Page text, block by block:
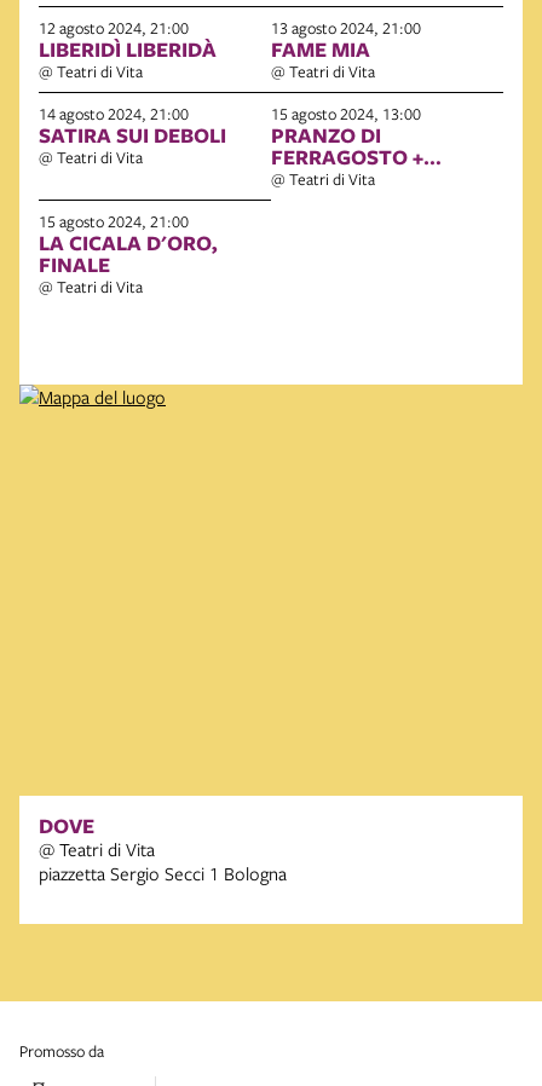
DOVE
@ Teatri di Vita
piazzetta Sergio Secci 1 Bologna
12 agosto 2024, 21:00
LIBERIDÌ LIBERIDÀ
@ Teatri di Vita
13 agosto 2024, 21:00
FAME MIA
@ Teatri di Vita
14 agosto 2024, 21:00
SATIRA SUI DEBOLI
@ Teatri di Vita
15 agosto 2024, 13:00
PRANZO DI
FERRAGOSTO +
RIPESCAGGI LA CICALA
@ Teatri di Vita
15 agosto 2024, 21:00
LA CICALA D'ORO,
FINALE
@ Teatri di Vita
promosso da